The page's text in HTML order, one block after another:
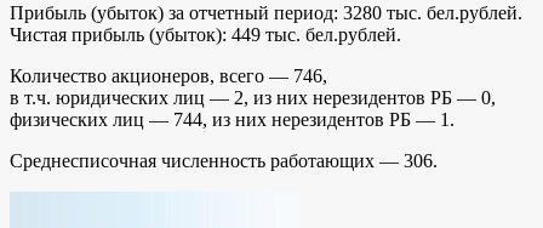
Прибыль (убыток) за отчетный период: 3280 тыс. бел.рублей.
Чистая прибыль (убыток): 449 тыс. бел.рублей.
Количество акционеров, всего — 746,
в т.ч. юридических лиц — 2, из них нерезидентов РБ — 0,
физических лиц — 744, из них нерезидентов РБ — 1.
Среднесписочная численность работающих — 306.